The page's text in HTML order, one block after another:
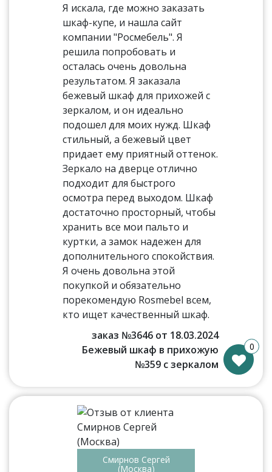
Я искала, где можно заказать
шкаф-купе, и нашла сайт
компании "Росмебель". Я
решила попробовать и
осталась очень довольна
результатом. Я заказала
бежевый шкаф для прихожей с
зеркалом, и он идеально
подошел для моих нужд. Шкаф
стильный, а бежевый цвет
придает ему приятный оттенок.
Зеркало на дверце отлично
подходит для быстрого
осмотра перед выходом. Шкаф
достаточно просторный, чтобы
хранить все мои пальто и
куртки, а замок надежен для
дополнительного спокойствия.
Я очень довольна этой
покупкой и обязательно
порекомендую Rosmebel всем,
кто ищет качественный шкаф.
заказ №3646 от 18.03.2024
Бежевый шкаф в прихожую
№359 с зеркалом
Смирнов Сергей
(Москва)
0